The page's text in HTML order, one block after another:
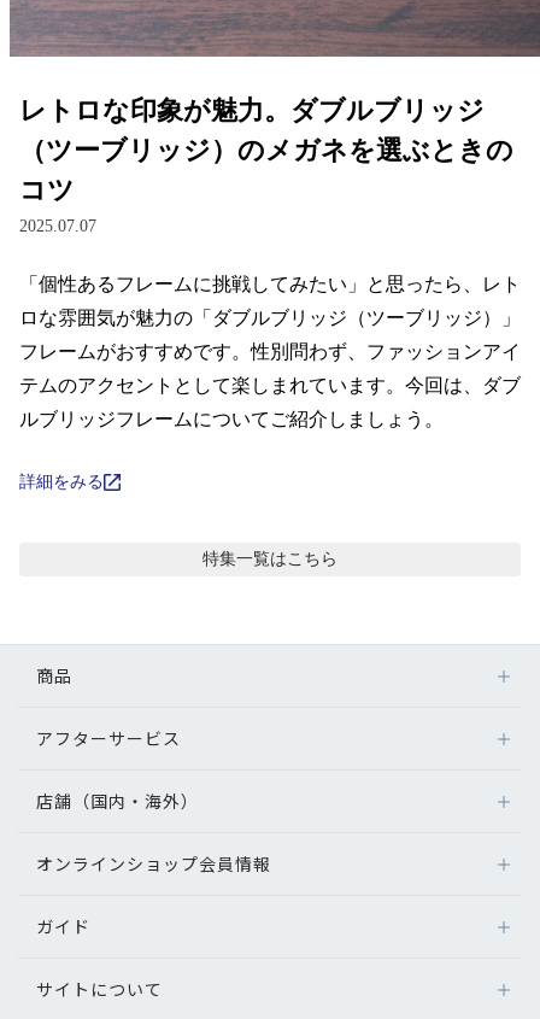
サングラス
補聴器
コンタクトレンズ
グッズ・小物
ブランドを探す
ブランド一覧
コンテンツを探す
コーディネート
目のまめちしき
レトロな印象が魅力。ダブルブリッジ
（ツーブリッジ）のメガネを選ぶときの
コツ
2025.07.07
「個性あるフレームに挑戦してみたい」と思ったら、レト
ロな雰囲気が魅力の「ダブルブリッジ（ツーブリッジ）」
フレームがおすすめです。性別問わず、ファッションアイ
テムのアクセントとして楽しまれています。今回は、ダブ
ルブリッジフレームについてご紹介しましょう。
詳細をみる
特集一覧はこちら
商品
メガネ
サングラス
補聴器
グッズ・小物
アフターサービス
アフターサービス
メガネの不具合、修理について
補聴器に関するアフターサービス
店舗（国内・海外）
店舗検索
オンラインショップ会員情報
ログイン
ガイド
オンラインショップご利用ガイド
サイトについて